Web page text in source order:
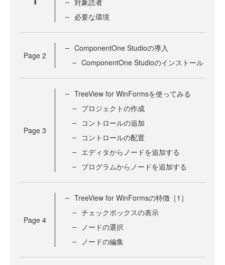
対象読者
必要な環境
Page 2
ComponentOne Studioの導入
ComponentOne Studioのインストール
Page 3
TreeView for WinFormsを使ってみる
プロジェクトの作成
コントロールの追加
コントロールの配置
エディタからノードを追加する
プログラムからノードを追加する
Page 4
TreeView for WinFormsの特徴［1］
チェックボックスの表示
ノードの選択
ノードの編集